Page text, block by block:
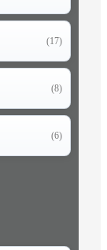
(17)
(8)
(6)